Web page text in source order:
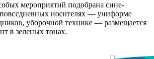
мероприятий подобрана сине-
носителях — униформе
уборочной технике — размещается
в зеленых тонах.